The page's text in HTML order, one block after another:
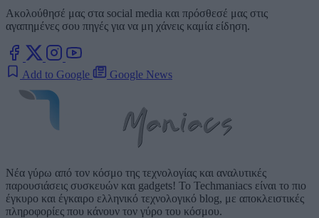
Ακολούθησέ μας στα social media και πρόσθεσέ μας στις
αγαπημένες σου πηγές για να μη χάνεις καμία είδηση.
Add to Google Google News
Νέα γύρω από τον κόσμο της τεχνολογίας και αναλυτικές
παρουσιάσεις συσκευών και gadgets! Το Techmaniacs είναι το πιο
έγκυρο και έγκαιρο ελληνικό τεχνολογικό blog, με αποκλειστικές
πληροφορίες που κάνουν τον γύρο του κόσμου.